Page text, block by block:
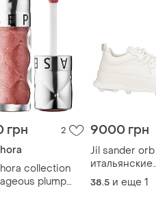
грн 2
collection
plump
9000 грн
Jil sander orb
итальянские
кожаные
размер 38,5 39
38.5 и еще 1